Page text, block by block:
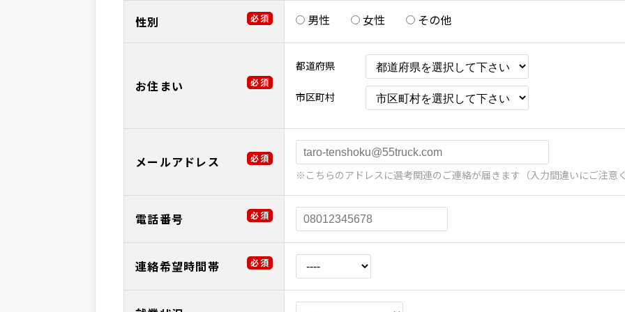
性別 必須 男性 女性 その他
お住まい 必須
都道府県
市区町村
メールアドレス 必須
※こちらのアドレスに選考関連のご連絡が届きます（入力間違いにご注意く
電話番号 必須
連絡希望時間帯 必須